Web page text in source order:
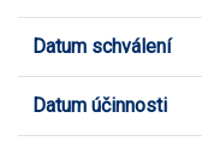
Datum schválení
Datum účinnosti